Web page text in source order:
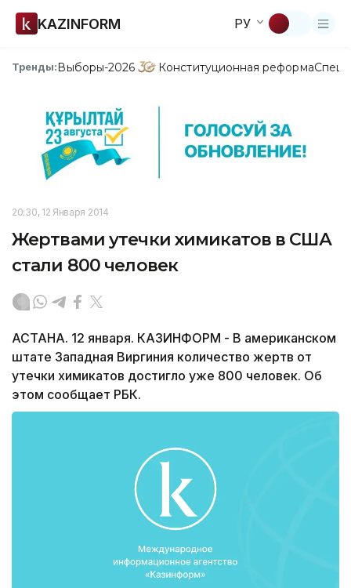
KAZINFORM РУ
Тренды:Выборы-2026 Конституционная реформа
20:30, 12 Января 2014
Жертвами утечки химикатов в США
стали 800 человек
АСТАНА. 12 января. КАЗИНФОРМ - В американском
штате Западная Виргиния количество жертв от
утечки химикатов достигло уже 800 человек. Об
этом сообщает РБК.